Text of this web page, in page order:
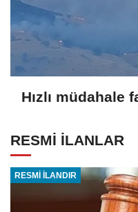
Hızlı müdahale
RESMİ İLANLAR
RESMİ İLANDIR